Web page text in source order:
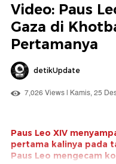
ini
Video: Paus
Gaza di
Pertamanya
detikUpdate
7,026 Views | Kamis, 25
Paus Leo XIV
pertama kalinya pada
Paus Leo mengecam